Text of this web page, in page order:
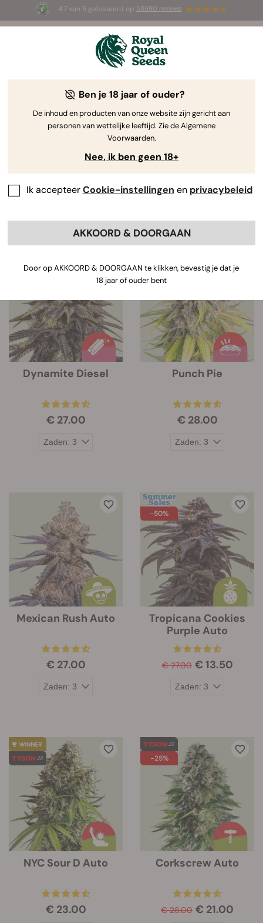
4.7 van 5 gebaseerd op 58690 reviews
☀️ Summer Sales: tot wel 50% korting
op geselecteerde producten! ⏤
Hoogproductieve wietzaadjes
Zeg vaarwel tegen tegenvallers en hallo tegen
overvloedige oogsten met onze selectie
hoogproductieve wietzaadjes. Laat onze topsoorten
je kweek naar een hoger niveau tillen!
Sorteer op Filters
informatie over de eigenschappen
onder de afbeelding van elke strain.
< Vorige weergeven
Dynamite Diesel
€ 27.00
Punch Pie
€ 28.00
Mexican Rush Auto
€ 27.00
-50%
Tropicana Cookies
Purple Auto
€ 27.00 € 13.50
NYC Sour D Auto
€ 23.00
-25%
Corkscrew Auto
€ 28.00 € 21.00
Ben je 18 jaar of ouder?
De inhoud en producten van onze website zijn gericht aan
personen van wettelijke leeftijd. Zie de Algemene
Voorwaarden.
Nee, ik ben geen 18+
Ik accepteerCookie-instellingen en privacybeleid
AKKOORD & DOORGAAN
Door op AKKOORD & DOORGAAN te klikken, bevestig je dat je
18 jaar of ouder bent